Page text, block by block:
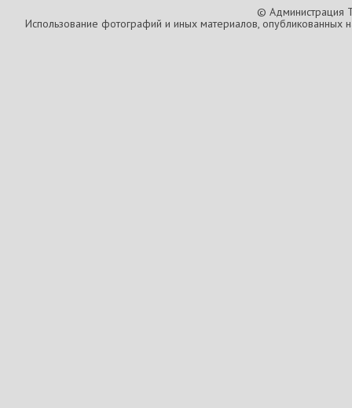
© Администрация
Использование фотографий и иных материалов, опубликованных